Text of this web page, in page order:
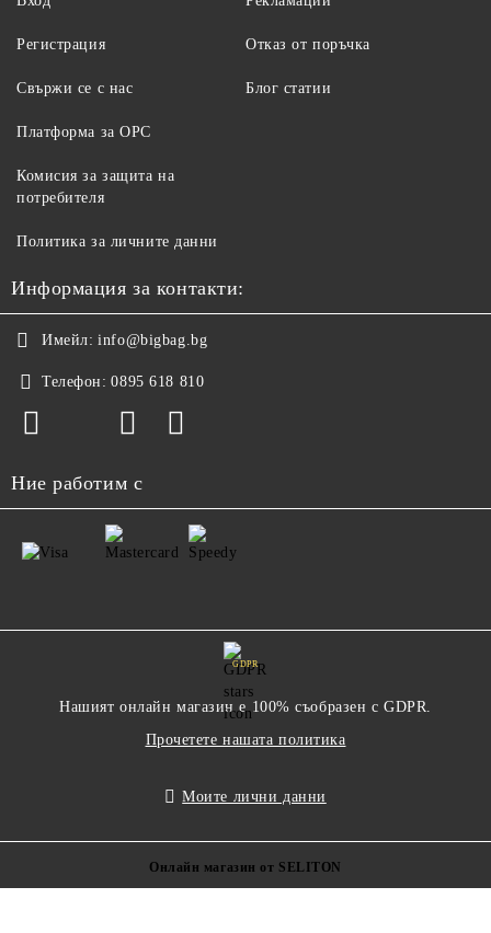
Регистрация
Свържи се с нас
Отказ от поръчка
Блог статии
Платформа за ОРС
Комисия за защита на
потребителя
Политика за личните данни
Информация за контакти:
Имейл: info@bigbag.bg
Телефон: 0895 618 810
Ние работим с
GDPR
Нашият онлайн магазин е 100% съобразен с GDPR.
Прочетете нашата политика
Моите лични данни
Онлайн магазин от SELITON